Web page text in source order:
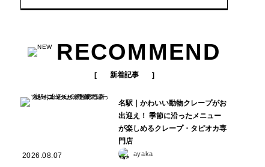
RECOMMEND
新着記事
2026.08.07
名駅｜かわいい動物クレープがお
出迎え！ 季節に沿ったメニュー
が楽しめるクレープ・タピオカ専
門店
ayaka